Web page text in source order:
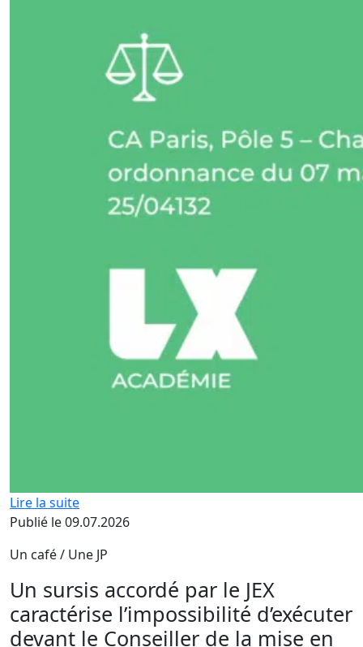
Lire la suite
Publié le 09.07.2026
Un café / Une JP
Un sursis accordé par le JEX
caractérise l’impossibilité d’exécuter
devant le Conseiller de la mise en